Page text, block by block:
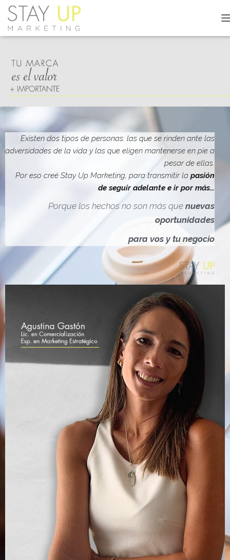
A
M
D
E
N
A
V
G
I
Ó
N
Existen dos tipos de personas: las que se rinden ante las
adversidades de la vida y las que eligen mantenerse en pie a
pesar de ellas.
Por eso creé Stay Up Marketing, para transmitir la pasión
de seguir adelante e ir por más…
Porque los hechos no son más que nuevas
oportunidades
para vos y tu negocio